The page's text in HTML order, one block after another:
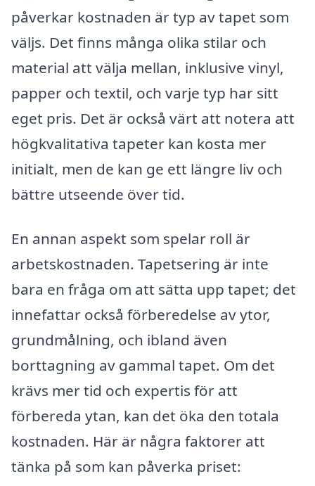
påverkar kostnaden är typ av tapet som
väljs. Det finns många olika stilar och
material att välja mellan, inklusive vinyl,
papper och textil, och varje typ har sitt
eget pris. Det är också värt att notera att
högkvalitativa tapeter kan kosta mer
initialt, men de kan ge ett längre liv och
bättre utseende över tid.
En annan aspekt som spelar roll är
arbetskostnaden. Tapetsering är inte
bara en fråga om att sätta upp tapet; det
innefattar också förberedelse av ytor,
grundmålning, och ibland även
borttagning av gammal tapet. Om det
krävs mer tid och expertis för att
förbereda ytan, kan det öka den totala
kostnaden. Här är några faktorer att
tänka på som kan påverka priset: